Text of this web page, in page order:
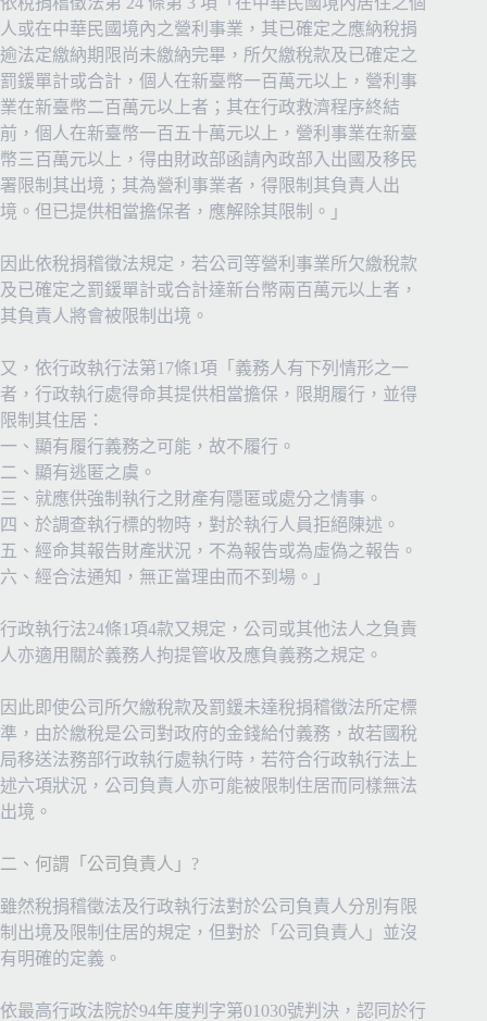
人或在中華民國境內之營利事業，其已確定之應納稅捐
逾法定繳納期限尚未繳納完畢，所欠繳稅款及已確定之
罰鍰單計或合計，個人在新臺幣一百萬元以上，營利事
業在新臺幣二百萬元以上者；其在行政救濟程序終結
前，個人在新臺幣一百五十萬元以上，營利事業在新臺
幣三百萬元以上，得由財政部函請內政部入出國及移民
署限制其出境；其為營利事業者，得限制其負責人出
境。但已提供相當擔保者，應解除其限制。」
因此依稅捐稽徵法規定，若公司等營利事業所欠繳稅款
及已確定之罰鍰單計或合計達新台幣兩百萬元以上者，
其負責人將會被限制出境。
又，依行政執行法第17條1項「義務人有下列情形之一
者，行政執行處得命其提供相當擔保，限期履行，並得
限制其住居：
一、顯有履行義務之可能，故不履行。
二、顯有逃匿之虞。
三、就應供強制執行之財產有隱匿或處分之情事。
四、於調查執行標的物時，對於執行人員拒絕陳述。
五、經命其報告財產狀況，不為報告或為虛偽之報告。
六、經合法通知，無正當理由而不到場。」
行政執行法24條1項4款又規定，公司或其他法人之負責
人亦適用關於義務人拘提管收及應負義務之規定。
因此即使公司所欠繳稅款及罰鍰未達稅捐稽徵法所定標
準，由於繳稅是公司對政府的金錢給付義務，故若國稅
局移送法務部行政執行處執行時，若符合行政執行法上
述六項狀況，公司負責人亦可能被限制住居而同樣無法
出境。
二、何謂「公司負責人」?
雖然稅捐稽徵法及行政執行法對於公司負責人分別有限
制出境及限制住居的規定，但對於「公司負責人」並沒
有明確的定義。
依最高行政法院於94年度判字第01030號判決，認同於行